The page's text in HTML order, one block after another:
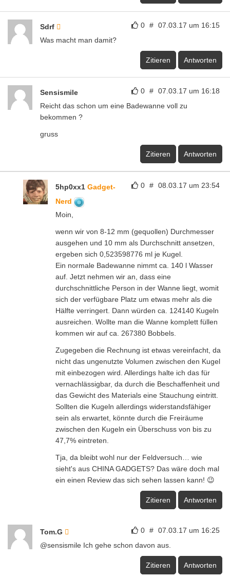
0 # 07.03.17 um 16:15
Sdrf
Was macht man damit?
Zitieren Antworten
0 # 07.03.17 um 16:18
Sensismile
Reicht das schon um eine Badewanne voll zu
bekommen ?
gruss
Zitieren Antworten
0 # 08.03.17 um 23:54
5hp0xx1 Gadget-
Nerd
Moin,
wenn wir von 8-12 mm (gequollen) Durchmesser
ausgehen und 10 mm als Durchschnitt ansetzen,
ergeben sich 0,523598776 ml je Kugel.
Ein normale Badewanne nimmt ca. 140 l Wasser
auf. Jetzt nehmen wir an, dass eine
durchschnittliche Person in der Wanne liegt, womit
sich der verfügbare Platz um etwas mehr als die
Hälfte verringert. Dann würden ca. 124140 Kugeln
ausreichen. Wollte man die Wanne komplett füllen
kommen wir auf ca. 267380 Bobbels.
Zugegeben die Rechnung ist etwas vereinfacht, da
nicht das ungenutzte Volumen zwischen den Kugel
mit einbezogen wird. Allerdings halte ich das für
vernachlässigbar, da durch die Beschaffenheit und
das Gewicht des Materials eine Stauchung eintritt.
Sollten die Kugeln allerdings widerstandsfähiger
sein als erwartet, könnte durch die Freiräume
zwischen den Kugeln ein Überschuss von bis zu
47,7% eintreten.
Tja, da bleibt wohl nur der Feldversuch… wie
sieht's aus CHINA GADGETS? Das wäre doch mal
ein einen Review das sich sehen lassen kann! 😉
Zitieren Antworten
0 # 07.03.17 um 16:25
Tom.G
@sensismile Ich gehe schon davon aus.
Zitieren Antworten